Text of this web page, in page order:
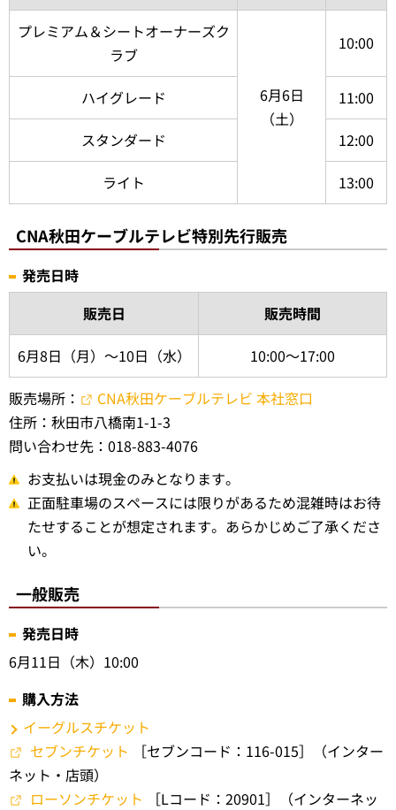
プレミアム＆シートオーナーズク
ラブ
6月6日
（土）
10:00
ハイグレード
11:00
スタンダード
12:00
ライト
13:00
CNA秋田ケーブルテレビ特別先行販売
発売日時
販売日
販売時間
6月8日（月）～10日（水）
10:00～17:00
販売場所：
CNA秋田ケーブルテレビ 本社窓口
住所：秋田市八橋南1-1-3
問い合わせ先：018-883-4076
お支払いは現金のみとなります。
正面駐車場のスペースには限りがあるため混雑時はお待
たせすることが想定されます。あらかじめご了承くださ
い。
一般販売
発売日時
6月11日（木）10:00
購入方法
イーグルスチケット
セブンチケット
［セブンコード：116-015］（インター
ネット・店頭）
ローソンチケット
［Lコード：20901］（インターネッ